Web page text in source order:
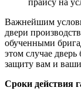
прайсу на
Важнейшим
двери
обученными
этом случае
защиту вам и
Сроки действия